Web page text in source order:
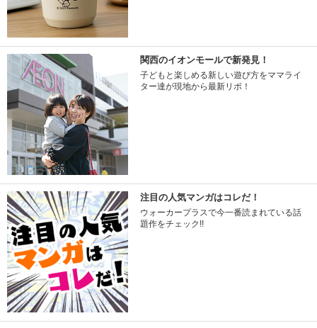
関西のイオンモールで新発見！
子どもと楽しめる新しい遊び方をママライ
ター達が現地から最新リポ！
注目の人気マンガはコレだ！
ウォーカープラスで今一番読まれている話
題作をチェック!!